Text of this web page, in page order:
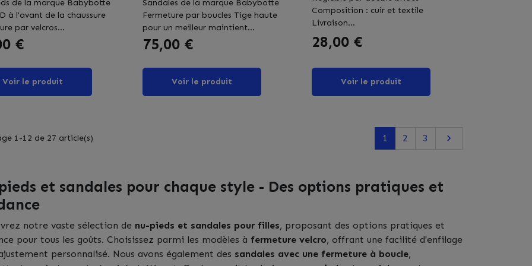
de la marque Babybotte
à l'avant de la chaussure
par velcros...
€
Voir le produit
Sandales de la marque Babybotte
Fermeture par boucles Tige haute
pour un meilleur maintient...
Prix
75,00 €
Voir le produit
Composition : cuir et textile
Livraison...
Prix
28,00 €
Voir le produit
1-12 de 27 article(s) 1 2 3 Suivant

et sandales pour chaque style - Des options pratiques et
notre vaste sélection de nu-pieds et sandales pour filles, proposant des options pratiques et
pour tous les goûts. Choisissez parmi les modèles à fermeture velcro, offrant une facilité d'enfilage
personnalisé. Nous avons également des sandales avec une fermeture à boucle,